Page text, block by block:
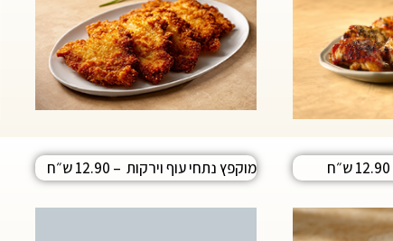
מוקפץ נתחי עוף וירקות – 12.90 ש״ח